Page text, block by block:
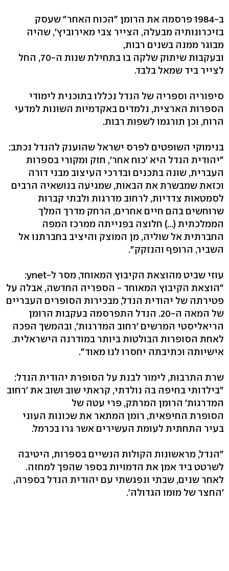
ב-1984 פרסמה את הרומן "הכוח האחר" שעסק
בזיכרונותיה מבעלה, הצייר צבי מאירוביץ', שהיה
מבוגר ממנה בשנים רבות,
ובעקבות שיתוק שלקה בו בתחילת שנות ה-70, החל
לצייר ביד שמאל בלבד.
סיפוריה וספריה של הנדל נכללו בתוכנית לימודי
הספרות הארצית, נלמדים באקדמיות השונות למדעי
הרוח, וכן תורגמו לשפות רבות.
בנימוקי השופטים לפרס ישראל שהוענק להנדל נכתב:
"יהודית הנדל היא 'כוח אחר', חזק ומקורי בספרות
העברית, שונה בתכנים ובדרכי העיצוב מבני דורה
וכזאת שמבשרת את הבאות, שמגיעה בנושאיה הרבים
לסמטאות צדדיות, לרחוב מדרגות ולבתי קברות
שרוחשים בהם חיים אחרים, הרחק מדרך המלך
הממלכתית (...) חלוצה בפנייתה ממרכז המפה
החברתית אל שוליה, מן המוצק והיציב בחברתנו אל
השביר, הרופף והנזקק".
עוזי שביט מהוצאת הקיבוץ המאוחד, מסר ל-ynet:
"הוצאת הקיבוץ המאוחד - הספריה החדשה, אבלה על
פטירתה של יהודית הנדל, מבכירות הסופרים העבריים
של המאה ה-20. הנדל התפרסמה בעקבות הרומן
הריאליסטי המרשים 'רחוב המדרגות', ובהמשך הפכה
לאחת הסופרות הבולטות ביותר במודרנה הישראלית.
אישיותה וכתיבתה יחסרו לנו מאוד".
שרת התרבות, לימור לבנת על הסופרת יהודית הנדל:
"בילדותי בחיפה בה נולדתי, קראתי שוב ושוב את 'רחוב
המדרגות' הרומן המרתק, פרי עטה של
הסופרת החיפאית, רומן המתאר את שכונות העוני
בעיר התחתית לעומת העשירים אשר גרו בכרמל.
"הנדל, מראשונות הקולות הנשיים בספרות, היטיבה
לשרטט ביד אמן את הדמויות בספר שהפך למחזה.
לאחר שנים, שבתי ונפגשתי עם יהודית הנדל בספרה,
'החצר של מומו הגדולה'.